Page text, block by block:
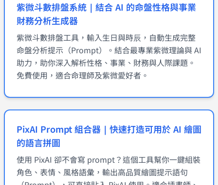
紫微斗數排盤系統｜結合 AI 的命盤性格與事業
財務分析生成器
紫微斗數排盤工具，輸入生日與時辰，自動生成完整
命盤分析提示（Prompt）。結合最專業紫微理論與 AI
助力，助你深入解析性格、事業、財務與人際課題。
免費使用，適合命理師及紫微愛好者。
PixAI Prompt 組合器｜快速打造可用於 AI 繪圖
的語言拼圖
使用 PixAI 卻不會寫 prompt？這個工具幫你一鍵組裝
角色、表情、風格語彙，輸出高品質繪圖提示語句